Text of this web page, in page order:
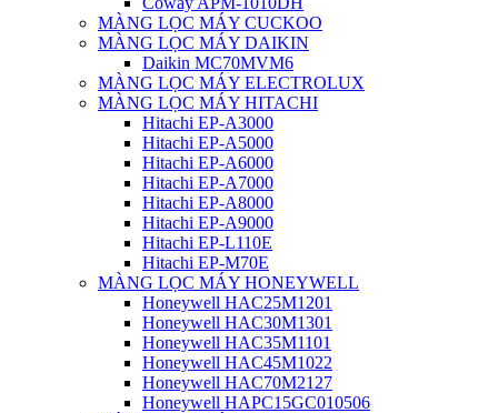
MÀNG LỌC MÁY CUCKOO
MÀNG LỌC MÁY DAIKIN
Daikin MC70MVM6
MÀNG LỌC MÁY ELECTROLUX
MÀNG LỌC MÁY HITACHI
Hitachi EP-A3000
Hitachi EP-A5000
Hitachi EP-A6000
Hitachi EP-A7000
Hitachi EP-A8000
Hitachi EP-A9000
Hitachi EP-L110E
Hitachi EP-M70E
MÀNG LỌC MÁY HONEYWELL
Honeywell HAC25M1201
Honeywell HAC30M1301
Honeywell HAC35M1101
Honeywell HAC45M1022
Honeywell HAC70M2127
Honeywell HAPC15GC010506